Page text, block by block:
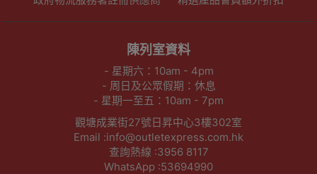
陳列室資料
- 星期六：10am - 4pm
- 周日及公眾假期：休息
- 星期一至五：10am - 7pm
觀塘成業街27號日昇中心3樓302室
Email :info@outletexpress.com.hk
查詢熱線 :3956 8117
WhatsApp :53694990